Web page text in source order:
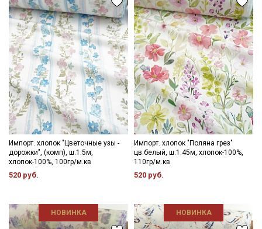
Импорт. хлопок "Цветочные узы -
дорожки", (комп), ш.1.5м,
хлопок-100%, 100гр/м.кв
520 руб.
Импорт. хлопок "Поляна грез"
цв.белый, ш.1.45м, хлопок-100%,
110гр/м.кв
520 руб.
НОВИНКА НОВИНКА